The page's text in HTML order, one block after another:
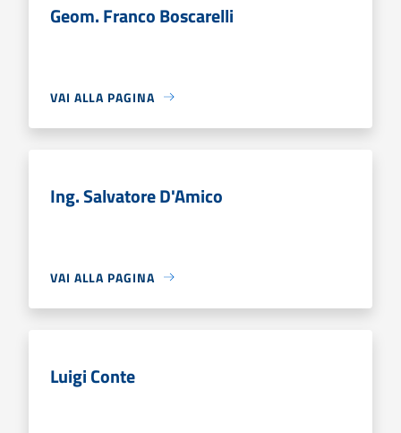
Geom. Franco Boscarelli
VAI ALLA PAGINA
Ing. Salvatore D'Amico
VAI ALLA PAGINA
Luigi Conte